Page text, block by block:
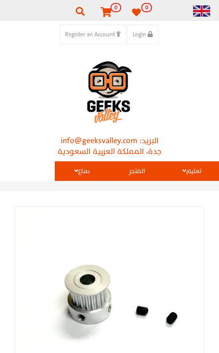
البريد: info@geeksvalley.com
جدة، المملكة العربية السعودية
تعليم المتجر صناع
0
0